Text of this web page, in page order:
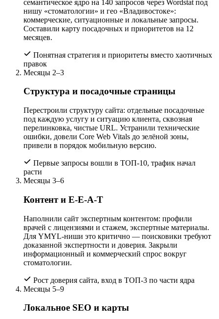
семантическое ядро на 140 запросов через Wordstat под
нишу «стоматологии» и гео «Владивостоке»:
коммерческие, ситуационные и локальные запросы.
Составили карту посадочных и приоритетов на 12
месяцев.
Понятная стратегия и приоритеты вместо хаотичных
правок
Месяцы 2–3
Структура и посадочные страницы
Перестроили структуру сайта: отдельные посадочные
под каждую услугу и ситуацию клиента, сквозная
перелинковка, чистые URL. Устранили технические
ошибки, довели Core Web Vitals до зелёной зоны,
привели в порядок мобильную версию.
Первые запросы вошли в ТОП-10, трафик начал
расти
Месяцы 3–6
Контент и E-E-A-T
Наполнили сайт экспертным контентом: профили
врачей с лицензиями и стажем, экспертные материалы.
Для YMYL-ниши это критично — поисковики требуют
доказанной экспертности и доверия. Закрыли
информационный и коммерческий спрос вокруг
стоматологии.
Рост доверия сайта, вход в ТОП-3 по части ядра
Месяцы 5–9
Локальное SEO и карты